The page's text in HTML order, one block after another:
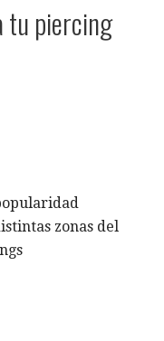
tu piercing
zonas del